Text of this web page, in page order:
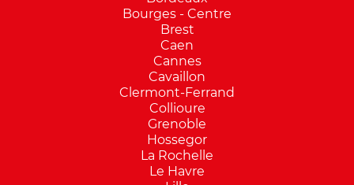
Bourges - Centre
Brest
Caen
Cannes
Cavaillon
Clermont-Ferrand
Collioure
Grenoble
Hossegor
La Rochelle
Le Havre